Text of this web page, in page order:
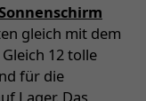
gleich mit dem
12 tolle
für die
Lager. Das